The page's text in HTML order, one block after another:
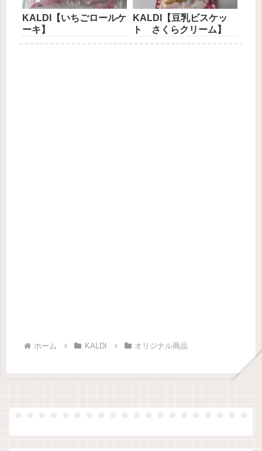
KALDI【いちごロールケ
ーキ】
KALDI【豆乳ビスケッ
ト さくらクリーム】
ホーム KALDI オリジナル商品